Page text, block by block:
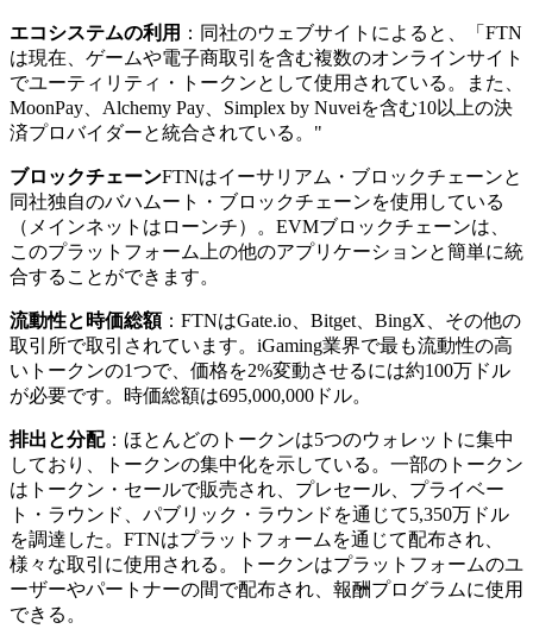
エコシステムの利用 ：同社のウェブサイトによると、「FTN
は現在、ゲームや電子商取引を含む複数のオンラインサイト
でユーティリティ・トークンとして使用されている。また、
MoonPay、Alchemy Pay、Simplex by Nuveiを含む10以上の決
済プロバイダーと統合されている。"
ブロックチェーンFTNはイーサリアム・ブロックチェーンと
同社独自のバハムート・ブロックチェーンを使用している
（メインネットはローンチ）。EVMブロックチェーンは、
このプラットフォーム上の他のアプリケーションと簡単に統
合することができます。
流動性と時価総額：FTNはGate.io、Bitget、BingX、その他の
取引所で取引されています。iGaming業界で最も流動性の高
いトークンの1つで、価格を2%変動させるには約100万ドル
が必要です。時価総額は695,000,000ドル。
排出と分配：ほとんどのトークンは5つのウォレットに集中
しており、トークンの集中化を示している。一部のトークン
はトークン・セールで販売され、プレセール、プライベー
ト・ラウンド、パブリック・ラウンドを通じて5,350万ドル
を調達した。FTNはプラットフォームを通じて配布され、
様々な取引に使用される。トークンはプラットフォームのユ
ーザーやパートナーの間で配布され、報酬プログラムに使用
できる。